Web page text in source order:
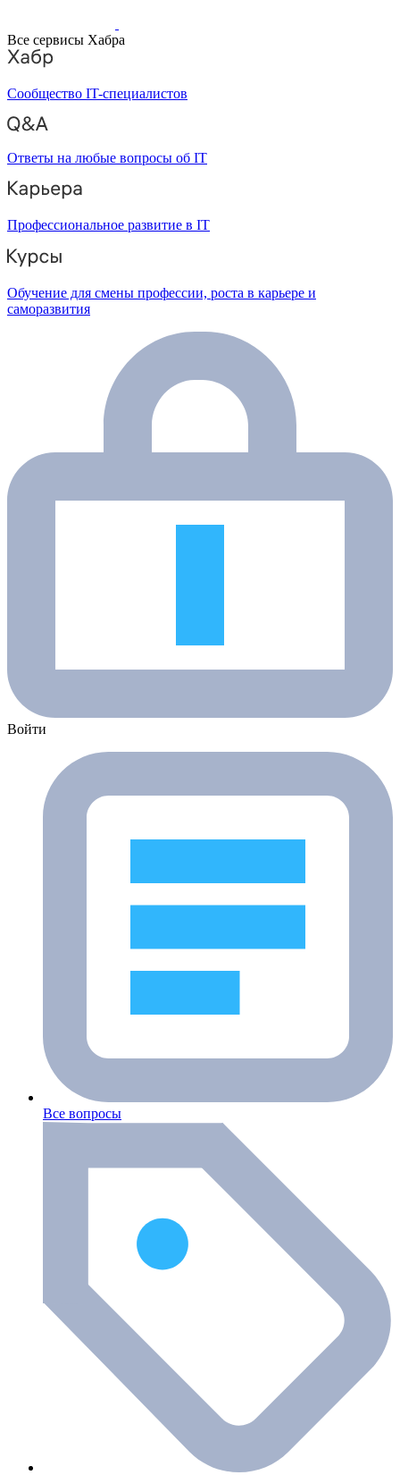
Все сервисы Хабра
Сообщество IT-специалистов
Ответы на любые вопросы об IT
Профессиональное развитие в IT
Обучение для смены профессии, роста в карьере и
саморазвития
Войти
Все вопросы